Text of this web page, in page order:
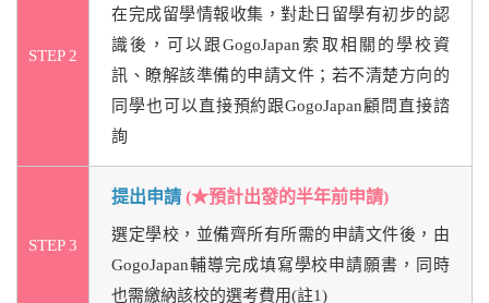
STEP 2
在完成留學情報收集，對赴日留學有初步的認
識後，可以跟GogoJapan索取相關的學校資
訊、瞭解該準備的申請文件；若不清楚方向的
同學也可以直接預約跟GogoJapan顧問直接諮
詢
STEP 3
提出申請 (★預計出發的半年前申請)
選定學校，並備齊所有所需的申請文件後，由
GogoJapan輔導完成填寫學校申請願書，同時
也需繳納該校的選考費用(註1)